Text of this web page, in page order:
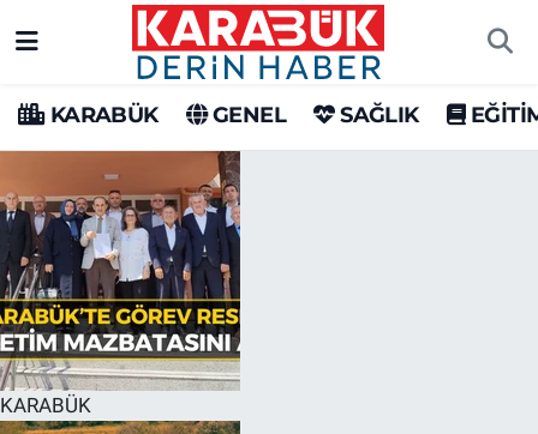
KARABÜK GENEL SAĞLIK
KARABÜK
Karabük Hava Durumu
Karabük Trafik Yoğunluk Haritası
Süper Lig Puan Durumu ve Fikstür
Tüm Manşetler
Son Dakika Haberleri